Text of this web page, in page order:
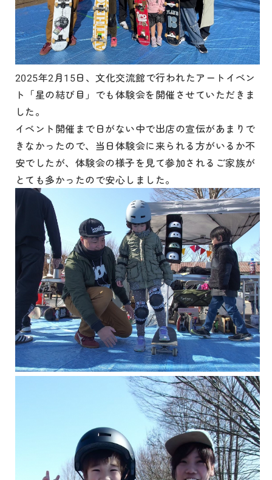
2025年2月15日、文化交流館で行われたアートイベン
ト「星の結び目」でも体験会を開催させていただきま
した。
イベント開催まで日がない中で出店の宣伝があまりで
きなかったので、当日体験会に来られる方がいるか不
安でしたが、体験会の様子を見て参加されるご家族が
とても多かったので安心しました。